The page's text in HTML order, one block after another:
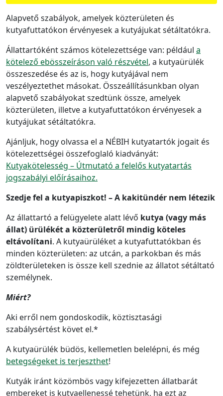
Alapvető szabályok, amelyek közterületen és
kutyafuttatókon érvényesek a kutyájukat sétáltatókra.
Állattartóként számos kötelezettsége van: például a
kötelező ebösszeíráson való részvétel, a kutyaürülék
összeszedése és az is, hogy kutyájával nem
veszélyeztethet másokat. Összeállításunkban olyan
alapvető szabályokat szedtünk össze, amelyek
közterületen, illetve a kutyafuttatókon érvényesek a
kutyájukat sétáltatókra.
Ajánljuk, hogy olvassa el a NÉBIH kutyatartók jogait és
kötelezettségei összefoglaló kiadványát:
Kutyakötelesség – Útmutató a felelős kutyatartás
jogszabályi előírásaihoz.
Szedje fel a kutyapiszkot! – A kakitündér nem létezik
Az állattartó a felügyelete alatt lévő kutya (vagy más
állat) ürülékét a közterületről mindig köteles
eltávolítani. A kutyaürüléket a kutyafuttatókban és
minden közterületen: az utcán, a parkokban és más
zöldterületeken is össze kell szednie az állatot sétáltató
személynek.
Miért?
Aki erről nem gondoskodik, köztisztasági
szabálysértést követ el.*
A kutyaürülék büdös, kellemetlen belelépni, és még
betegségeket is terjeszthet!
Kutyák iránt közömbös vagy kifejezetten állatbarát
embereket is kutyaellenessé tehetünk, ha ezt az